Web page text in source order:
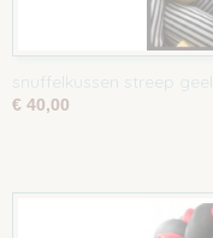
snuffelkussen streep geel
€ 40,00